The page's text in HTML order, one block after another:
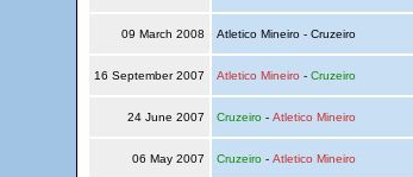
09 March 2008 Atletico Mineiro - Cruzeiro
16 September 2007 Atletico Mineiro - Cruzeiro
24 June 2007 Cruzeiro- Atletico Mineiro
06 May 2007 Cruzeiro- Atletico Mineiro